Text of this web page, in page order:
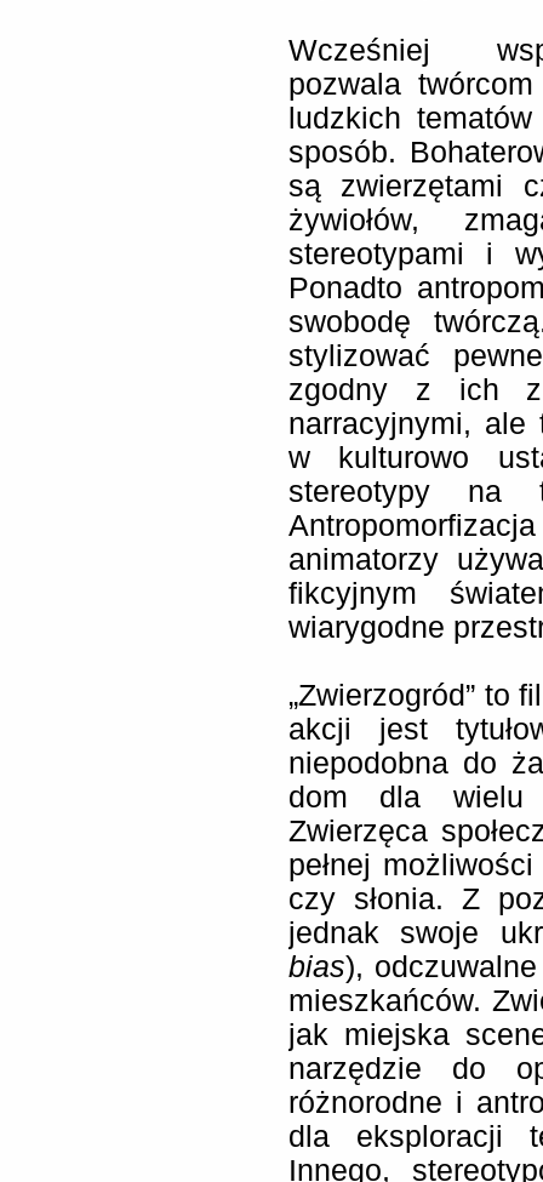
Wcześniej
pozwala
ludzkich
sposób.
są zwierzętami
żywiołów,
stereotypami i
Ponadto
swobodę
stylizować
zgodny z ich
narracyjnymi, ale
w kulturowo
stereotypy na
animatorzy
fikcyjnym
wiarygodne
„Zwierzogród” to
akcji jest
niepodobna do
dom dla wielu
Zwierzęca
pełnej
czy słonia. Z
jednak swoje
bias),
mieszkańców.
jak miejska
narzędzie do
różnorodne i
dla eksploracji
Innego,